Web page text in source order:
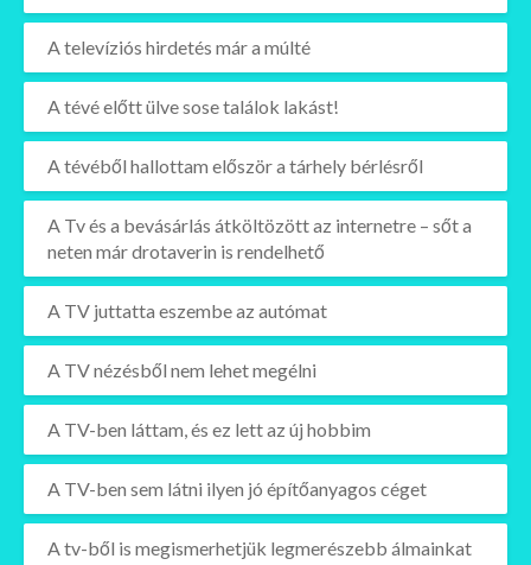
A televíziós hirdetés már a múlté
A tévé előtt ülve sose találok lakást!
A tévéből hallottam először a tárhely bérlésről
A Tv és a bevásárlás átköltözött az internetre – sőt a
neten már drotaverin is rendelhető
A TV juttatta eszembe az autómat
A TV nézésből nem lehet megélni
A TV-ben láttam, és ez lett az új hobbim
A TV-ben sem látni ilyen jó építőanyagos céget
A tv-ből is megismerhetjük legmerészebb álmainkat